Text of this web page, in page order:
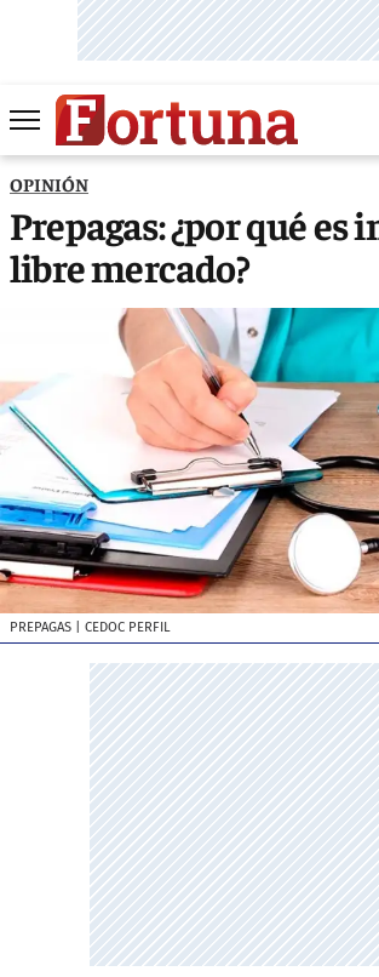
OPINIÓN
Prepagas: ¿por qué es
libre mercado?
PREPAGAS | CEDOC PERFIL